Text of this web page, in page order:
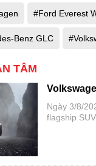
#Ford Everest
Benz GLC
TÂM
Ngày 3/8/
flagship